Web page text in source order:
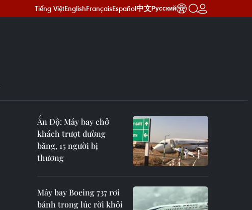
Tiếng ViệtEnglishFrançaisEspañol中文Русский
Ấn Độ: Máy bay chở
khách trượt đường
băng, 15 người bị
thương
Máy bay Boeing 737 rơi
bánh trong lúc rời khỏi